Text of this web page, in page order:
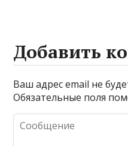
Добавить
Ваш адрес email не
Обязательные поля